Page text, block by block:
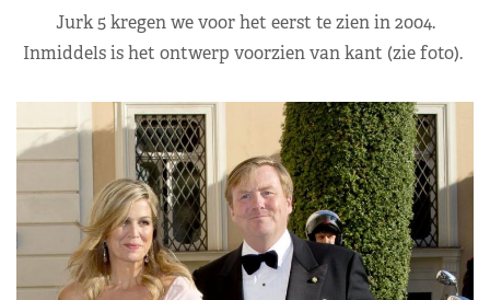
Jurk 5 kregen we voor het eerst te zien in 2004.
Inmiddels is het ontwerp voorzien van kant (zie foto).